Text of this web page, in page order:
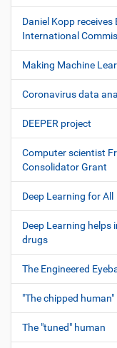
Daniel Kopp
International
Making Machine
Coronavirus data
DEEPER project
Computer scientist
Consolidator Grant
Deep Learning for All
Deep Learning helps
drugs
The Engineered
"The chipped human"
The "tuned" human